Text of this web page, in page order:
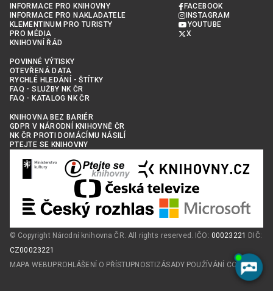
INFORMACE PRO KNIHOVNY
INFORMACE PRO NAKLADATELE
KLEMENTINUM PRO TURISTY
PRO MÉDIA
KNIHOVNÍ ŘÁD
POVINNÉ VÝTISKY
OTEVŘENÁ DATA
RYCHLÉ HLEDÁNÍ - ŠTÍTKY
FAQ - SLUŽBY NK ČR
FAQ - KATALOG NK ČR
KNIHOVNA BEZ BARIÉR
GDPR V NÁRODNÍ KNIHOVNĚ ČR
NK ČR PROTI DOMÁCÍMU NÁSILÍ
PTEJTE SE KNIHOVNY
FACEBOOK
INSTAGRAM
YOUTUBE
X
© Copyright Národní knihovna ČR. All rights reserved. IČO: 00023221 DIČ:
CZ00023221
MAPA WEBU PROHLÁŠENÍ O PŘÍSTUPNOSTI ZÁSADY POUŽÍVÁNÍ COOKIES